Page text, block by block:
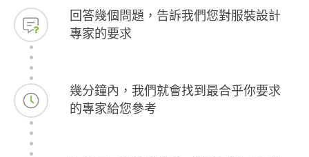
回答幾個問題，告訴我們您對服裝設計
專家的要求
幾分鐘內，我們就會找到最合乎你要求
的專家給您參考